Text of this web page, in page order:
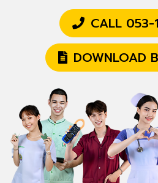
CALL
DOWNLOAD